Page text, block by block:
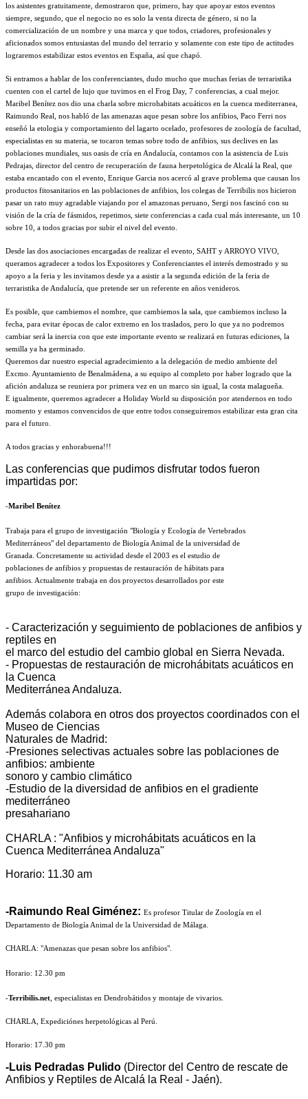
los asistentes gratuitamente, demostraron que, primero, hay que apoyar estos eventos
siempre, segundo, que el negocio no es solo la venta directa de género, si no la
comercialización de un nombre y una marca y que todos, criadores, profesionales y
aficionados somos entusiastas del mundo del terrario y solamente con este tipo de actitudes
lograremos estabilizar estos eventos en España, así que chapó.
Si entramos a hablar de los conferenciantes, dudo mucho que muchas ferias de terraristika
cuenten con el cartel de lujo que tuvimos en el Frog Day, 7 conferencias, a cual mejor.
Maribel Benítez nos dio una charla sobre microhabitats acuáticos en la cuenca mediterranea,
Raimundo Real, nos habló de las amenazas aque pesan sobre los anfibios, Paco Ferri nos
enseñó la etologia y comportamiento del lagarto ocelado, profesores de zoología de facultad,
especialistas en su materia, se tocaron temas sobre todo de anfibios, sus declives en las
poblaciones mundiales, sus oasis de cría en Andalucía, contamos con la asistencia de Luis
Pedrajas, director del centro de recuperación de fauna herpetológica de Alcalá la Real, que
estaba encantado con el evento, Enrique Garcia nos acercó al grave problema que causan los
productos fitosanitarios en las poblaciones de anfibios, los colegas de Terribilis nos hicieron
pasar un rato muy agradable viajando por el amazonas peruano, Sergi nos fascinó con su
visión de la cría de fásmidos, repetimos, siete conferencias a cada cual más interesante, un 10
sobre 10, a todos gracias por subir el nivel del evento.
Desde las dos asociaciones encargadas de realizar el evento, SAHT y ARROYO VIVO,
queramos agradecer a todos los Expositores y Conferenciantes el interés demostrado y su
apoyo a la feria y les invitamos desde ya a asistir a la segunda edición de la feria de
terraristika de Andalucía, que pretende ser un referente en años venideros.
Es posible, que cambiemos el nombre, que cambiemos la sala, que cambiemos incluso la
fecha, para evitar épocas de calor extremo en los traslados, pero lo que ya no podremos
cambiar será la inercia con que este importante evento se realizará en futuras ediciones, la
semilla ya ha germinado.
Queremos dar nuestro especial agradecimiento a la delegación de medio ambiente del
Excmo. Ayuntamiento de Benalmádena, a su equipo al completo por haber logrado que la
afición andaluza se reuniera por primera vez en un marco sin igual, la costa malagueña.
E igualmente, queremos agradecer a Holiday World su disposición por atendernos en todo
momento y estamos convencidos de que entre todos conseguiremos estabilizar esta gran cita
para el futuro.
A todos gracias y enhorabuena!!!
Las conferencias que pudimos disfrutar todos fueron
impartidas por:
-Maribel Benítez
Trabaja para el grupo de investigación "Biología y Ecología de Vertebrados
Mediterráneos" del departamento de Biología Animal de la universidad de
Granada. Concretamente su actividad desde el 2003 es el estudio de
poblaciones de anfibios y propuestas de restauración de hábitats para
anfibios. Actualmente trabaja en dos proyectos desarrollados por este
grupo de investigación:
- Caracterización y seguimiento de poblaciones de anfibios y
reptiles en
el marco del estudio del cambio global en Sierra Nevada.
- Propuestas de restauración de microhábitats acuáticos en
la Cuenca
Mediterránea Andaluza.
Además colabora en otros dos proyectos coordinados con el
Museo de Ciencias
Naturales de Madrid:
-Presiones selectivas actuales sobre las poblaciones de
anfibios: ambiente
sonoro y cambio climático
-Estudio de la diversidad de anfibios en el gradiente
mediterráneo
presahariano
CHARLA : "Anfibios y microhábitats acuáticos en la
Cuenca Mediterránea Andaluza"
Horario: 11.30 am
-Raimundo Real Giménez: Es profesor Titular de Zoología en el
Departamento de Biología Animal de la Universidad de Málaga.
CHARLA: "Amenazas que pesan sobre los anfibios".
Horario: 12.30 pm
-Terribilis.net , especialistas en Dendrobátidos y montaje de vivarios.
CHARLA, Expediciónes herpetológicas al Perú.
Horario: 17.30 pm
-Luis Pedradas Pulido (Director del Centro de rescate de
Anfibios y Reptiles de Alcalá la Real - Jaén).